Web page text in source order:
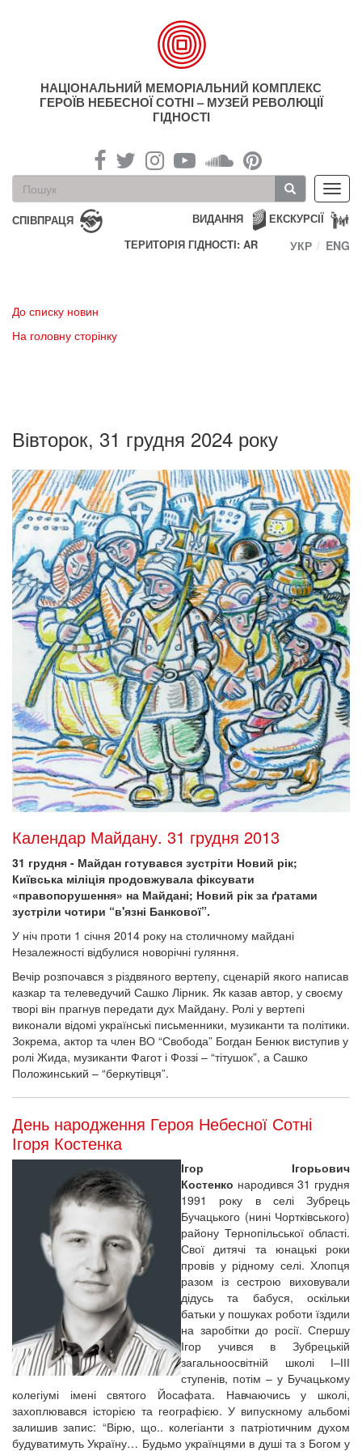
НАЦІОНАЛЬНИЙ МЕМОРІАЛЬНИЙ КОМПЛЕКС
ГЕРОЇВ НЕБЕСНОЇ СОТНІ – МУЗЕЙ РЕВОЛЮЦІЇ
ГІДНОСТІ
Пошукова
форма
Пошук
СПІВПРАЦЯ ЕКСКУРСІЇ
ВИДАННЯ
ТЕРИТОРІЯ ГІДНОСТІ: AR
УКР ENG
До списку новин
На головну сторінку
Вівторок, 31 грудня 2024 року
Календар Майдану. 31 грудня 2013
31 грудня - Майдан готувався зустріти Новий рік;
Київська міліція продовжувала фіксувати
«правопорушення» на Майдані; Новий рік за ґратами
зустріли чотири “в'язні Банкової”.
У ніч проти 1 січня 2014 року на столичному майдані
Незалежності відбулися новорічні гуляння.
Вечір розпочався з різдвяного вертепу, сценарій якого написав
казкар та телеведучий Сашко Лірник. Як казав автор, у своєму
творі він прагнув передати дух Майдану. Ролі у вертепі
виконали відомі українські письменники, музиканти та політики.
Зокрема, актор та член ВО “Свобода” Богдан Бенюк виступив у
ролі Жида, музиканти Фагот і Фоззі – “тітушок”, а Сашко
Положинський – “беркутівця”.
День народження Героя Небесної Сотні
Ігоря Костенка
Ігор Ігорьович
Костенко народився 31 грудня
1991 року в селі Зубрець
Бучацького (нині Чортківського)
району Тернопільської області.
Свої дитячі та юнацькі роки
провів у рідному селі. Хлопця
разом із сестрою виховували
дідусь та бабуся, оскільки
батьки у пошуках роботи їздили
на заробітки до росії. Спершу
Ігор учився в Зубрецькій
загальноосвітній школі І–ІІІ
ступенів, потім – у Бучацькому
колегіумі імені святого Йосафата. Навчаючись у школі,
захоплювався історією та географією. У випускному альбомі
залишив запис: “Вірю, що.. колегіанти з патріотичним духом
будуватимуть Україну… Будьмо українцями в душі та з Богом у